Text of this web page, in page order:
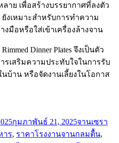
ย เพื่อสร้างบรรยากาศที่ลงตัว
งเหมาะสำหรับการทำความ
งมือหรือใส่เข้าเครื่องล้างจาน
Dinner Plates จึงเป็นตัว
เสริมความประทับใจในการรับ
บ้าน หรือจัดงานเลี้ยงในโอกาส
กุมภาพันธ์ 21, 2025หมู่
จานเซรา
าร, ราคาโรงงานป้าย
จานกลมตื้น,